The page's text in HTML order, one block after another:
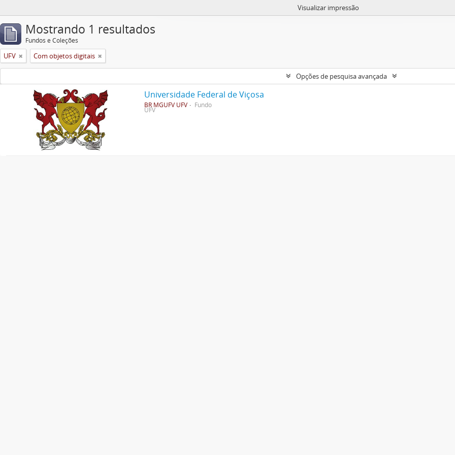
Visualizar impressão
Mostrando 1 resultados
Fundos e Coleções
UFV Com objetos digitais
Opções de pesquisa avançada
Universidade Federal de Viçosa
BR MGUFV UFV Fundo
UFV